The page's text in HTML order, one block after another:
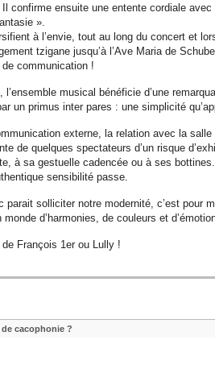
confirme ensuite une entente cordiale
».
à l’envie, tout au long du concert et
tzigane jusqu’à l’Ave Maria de
communication !
l’ensemble musical bénéficie d’une
un primus inter pares : une simplicité
externe, la relation avec la
de quelques spectateurs d’un risque
à sa gestuelle cadencée ou à ses bottines.
sensibilité passe.
parait solliciter notre modernité, c’est pour
d’harmonies, de couleurs et
François 1er ou Lully !
de cacophonie ?